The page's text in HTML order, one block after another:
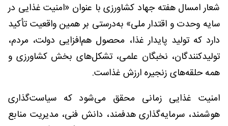
شعار امسال هفته جهاد کشاورزی با عنوان «امنیت غذایی در
سایه وحدت و اقتدار ملی» به‌درستی بر همین واقعیت تأکید
دارد که تولید پایدار غذا، محصول هم‌افزایی دولت، مردم،
تولیدکنندگان، نخبگان علمی، تشکل‌های بخش کشاورزی و
همه حلقه‌های زنجیره ارزش غذاست.
امنیت غذایی زمانی محقق می‌شود که سیاست‌گذاری
هوشمند، سرمایه‌گذاری هدفمند، دانش فنی، مدیریت منابع